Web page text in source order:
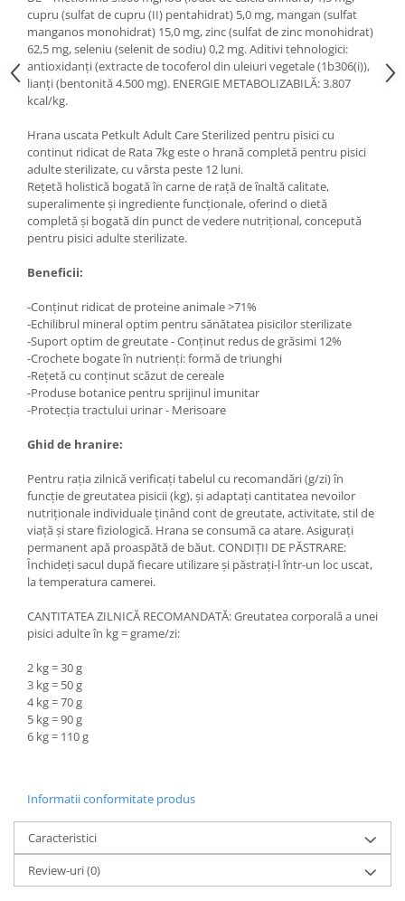
Lampi terarii
Suplimente vitamino minerale
reptile
Accesorii diverse terarii
Iazuri
Igiena Iazuri
Conditioner apa iaz
Hrana pesti iazuri
Teste apa iaz
Filtre iaz
Incalzitor Iaz
Accesorii iaz
Cai
Toaletare cai
Casti echitatie
Accesorii cai
cupru (sulfat de cupru (II) pentahidrat) 5,0 mg, mangan (sulfat
manganos monohidrat) 15,0 mg, zinc (sulfat de zinc monohidrat)
62,5 mg, seleniu (selenit de sodiu) 0,2 mg. Aditivi tehnologici:
antioxidanţi (extracte de tocoferol din uleiuri vegetale (1b306(i)),
lianţi (bentonită 4.500 mg). ENERGIE METABOLIZABILĂ: 3.807
kcal/kg.
Hrana uscata Petkult Adult Care Sterilized pentru pisici cu
continut ridicat de Rata 7kg este o hrană completă pentru pisici
adulte sterilizate, cu vârsta peste 12 luni.
Rețetă holistică bogată în carne de rață de înaltă calitate,
superalimente și ingrediente funcționale, oferind o dietă
completă și bogată din punct de vedere nutrițional, concepută
pentru pisici adulte sterilizate.
Beneficii:
-Conținut ridicat de proteine animale >71%
-Echilibrul mineral optim pentru sănătatea pisicilor sterilizate
-Suport optim de greutate - Conținut redus de grăsimi 12%
-Crochete bogate în nutrienți: formă de triunghi
-Rețetă cu conținut scăzut de cereale
-Produse botanice pentru sprijinul imunitar
-Protecția tractului urinar - Merisoare
Ghid de hranire:
Pentru raţia zilnică verificaţi tabelul cu recomandări (g/zi) în
funcţie de greutatea pisicii (kg), şi adaptaţi cantitatea nevoilor
nutriţionale individuale ţinând cont de greutate, activitate, stil de
viaţă şi stare fiziologică. Hrana se consumă ca atare. Asiguraţi
permanent apă proaspătă de băut. CONDIŢII DE PĂSTRARE:
Închideţi sacul după fiecare utilizare şi păstraţi-l într-un loc uscat,
la temperatura camerei.
CANTITATEA ZILNICĂ RECOMANDATĂ: Greutatea corporală a unei
pisici adulte în kg = grame/zi:
2 kg = 30 g
3 kg = 50 g
4 kg = 70 g
5 kg = 90 g
6 kg = 110 g
Informatii conformitate produs
Caracteristici
Review-uri(0)